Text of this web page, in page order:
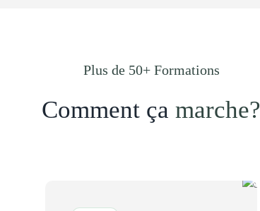
Plus de 50+ Formations
Comment ça marche?